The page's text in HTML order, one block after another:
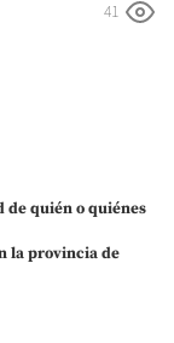
41
de quién o quiénes
la provincia de